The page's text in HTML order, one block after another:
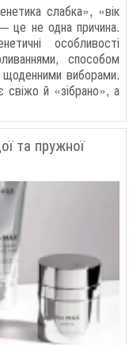
слабка», «вік
це не одна причина.
особливості
способом
виборами.
й «зібрано», а
та пружної